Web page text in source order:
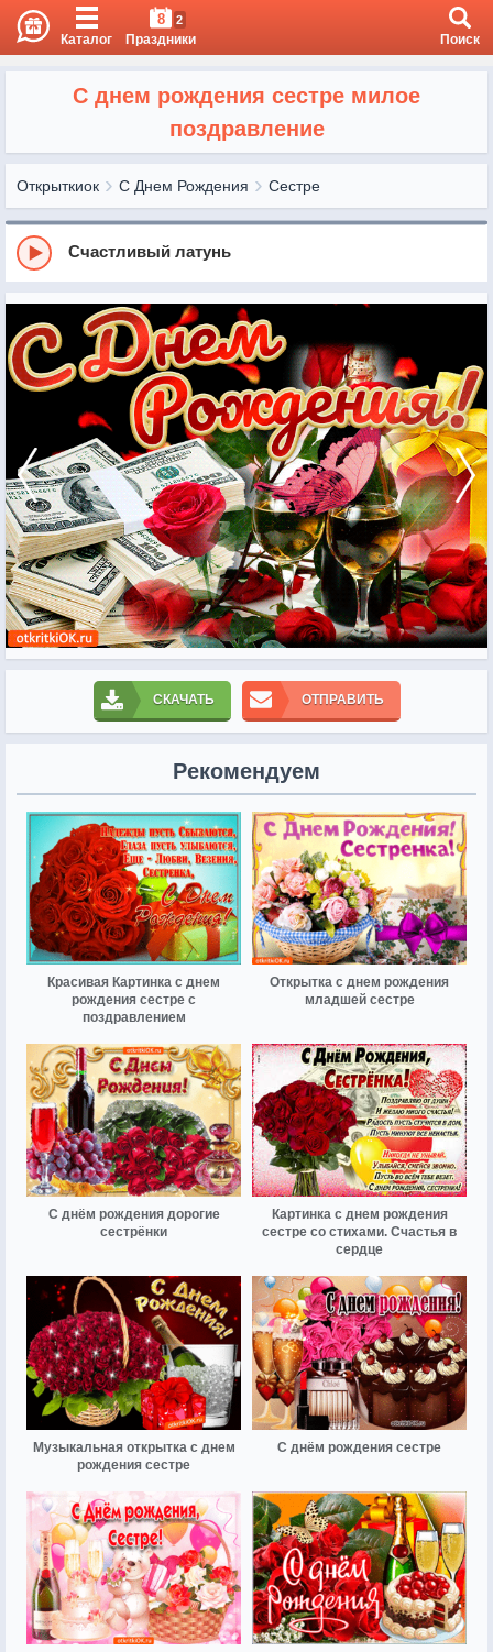
Каталог
8 2
Праздники Поиск
С днем рождения сестре милое
поздравление
Открыткиок С Днем Рождения Сестре
Счастливый латунь
СКАЧАТЬ ОТПРАВИТЬ
Рекомендуем
Красивая Картинка с днем
рождения сестре с
поздравлением
Открытка с днем рождения
младшей сестре
С днём рождения дорогие
сестрёнки
Картинка с днем рождения
сестре со стихами. Счастья в
сердце
Музыкальная открытка с днем
рождения сестре
С днём рождения сестре